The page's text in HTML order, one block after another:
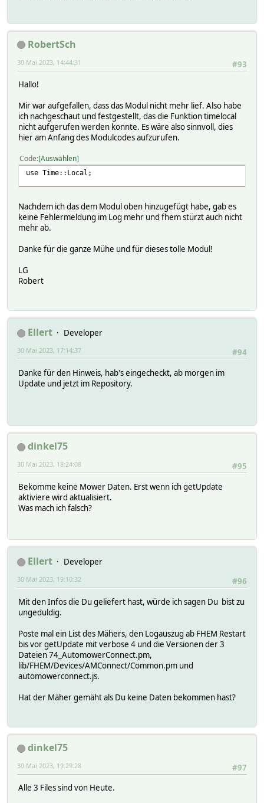
RobertSch
#93
30 Mai 2023, 14:44:31
Hallo!
Mir war aufgefallen, dass das Modul nicht mehr lief. Also habe
ich nachgeschaut und festgestellt, das die Funktion timelocal
nicht aufgerufen werden konnte. Es wäre also sinnvoll, dies
hier am Anfang des Modulcodes aufzurufen.
Code Auswählen
use Time::Local;
Nachdem ich das dem Modul oben hinzugefügt habe, gab es
keine Fehlermeldung im Log mehr und fhem stürzt auch nicht
mehr ab.
Danke für die ganze Mühe und für dieses tolle Modul!
LG
Robert
Ellert
Developer
#94
30 Mai 2023, 17:14:37
Danke für den Hinweis, hab's eingecheckt, ab morgen im
Update und jetzt im Repository.
dinkel75
#95
30 Mai 2023, 18:24:08
Bekomme keine Mower Daten. Erst wenn ich getUpdate
aktiviere wird aktualisiert.
Was mach ich falsch?
Ellert
Developer
#96
30 Mai 2023, 19:10:32
Mit den Infos die Du geliefert hast, würde ich sagen Du bist zu
ungeduldig.
Poste mal ein List des Mähers, den Logauszug ab FHEM Restart
bis vor getUpdate mit verbose 4 und die Versionen der 3
Dateien 74_AutomowerConnect.pm,
lib/FHEM/Devices/AMConnect/Common.pm und
automowerconnect.js.
Hat der Mäher gemäht als Du keine Daten bekommen hast?
dinkel75
#97
30 Mai 2023, 19:29:28
Alle 3 Files sind von Heute.